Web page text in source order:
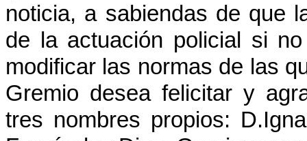
noticia, a sabiendas de que
de la actuación policial si
modificar las normas de las
Gremio desea felicitar y
tres nombres propios: